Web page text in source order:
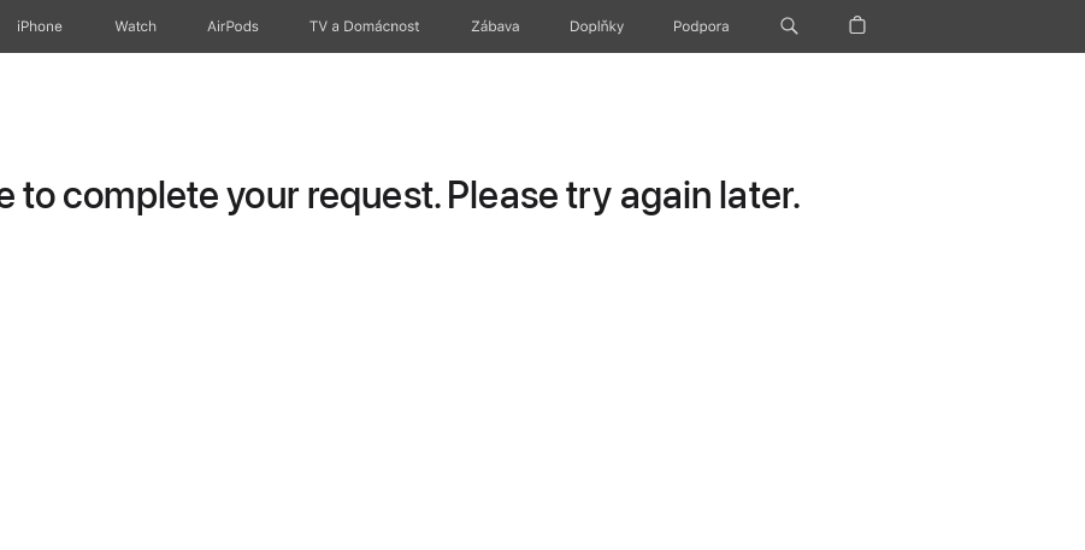
iPhone Watch AirPods TV a Domácnost Zábava Doplňky Podpora
to complete your request. Please try again later.